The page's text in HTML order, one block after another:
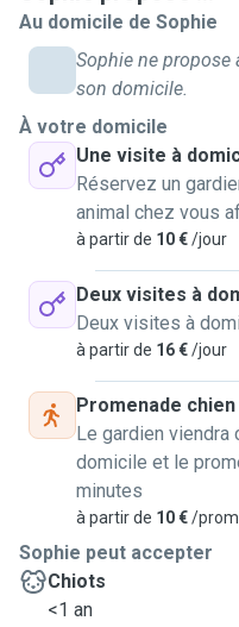
Je propose des
moments de jeu ou
votre compagnon se
J’aime prendre le temps
en confiance et bien
Je suis quelqu’un de
déjà eu l’occasion de
davantage de
être rigoureuse et à
Grâce à mes études à
besoins et aux habitudes
Faire du pet sitting me
financement de mes
mon cheval qui a
C’est donc une activité
Au plaisir de rencontrer
Au domicile de Sophie
Sophie ne propose
son domicile.
À votre domicile
Une visite à
Réservez un
animal chez vous
à partir de 10 €/jour
Deux visites à
Deux visites à
à partir de 16 €/jour
Promenade chien
Le gardien viendra
domicile et le
minutes
à partir de 10 €/
Sophie peut accepter
Chiots
<1 an